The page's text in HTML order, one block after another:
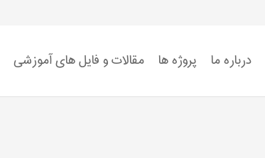
درباره ما پروژه ها مقالات و فایل های آموزشی